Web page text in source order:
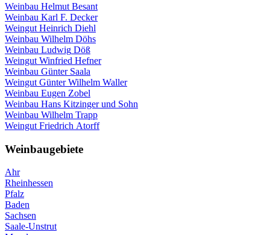
Weinbau Helmut Besant
Weinbau Karl F. Decker
Weingut Heinrich Diehl
Weinbau Wilhelm Döhs
Weinbau Ludwig Döß
Weingut Winfried Hefner
Weinbau Günter Saala
Weingut Günter Wilhelm Waller
Weinbau Eugen Zobel
Weinbau Hans Kitzinger und Sohn
Weinbau Wilhelm Trapp
Weingut Friedrich Atorff
Weinbaugebiete
Ahr
Rheinhessen
Pfalz
Baden
Sachsen
Saale-Unstrut